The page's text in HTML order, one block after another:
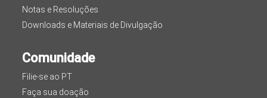
Notas e Resoluções
Downloads e Materiais de Divulgação
Comunidade
Filie-se ao PT
Faça sua doação